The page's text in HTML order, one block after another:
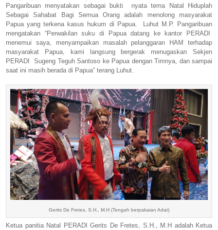
Pangaribuan menyatakan sebagai bukti
nyata tema Natal Hiduplah
Sebagai Sahabat Bagi Semua Orang adalah menolong masyarakat
Papua yang terkena kasus hukum di Papua.
Luhut M.P. Pangaribuan
mengatakan “Perwakilan suku di Papua datang ke kantor PERADI
menemui saya, menyampaikan masalah pelanggaran HAM terhadap
masyarakat Papua, kami langsung bergerak menugaskan Sekjen
PERADI
Sugeng Teguh Santoso ke Papua dengan Timnya, dan sampai
saat ini masih berada di Papua” terang Luhut.
Gerits De Fretes, S.H., M.H (Tengah berpakaian Adat)
Ketua panitia Natal PERADI Gerits De Fretes, S.H., M.H adalah Ketua